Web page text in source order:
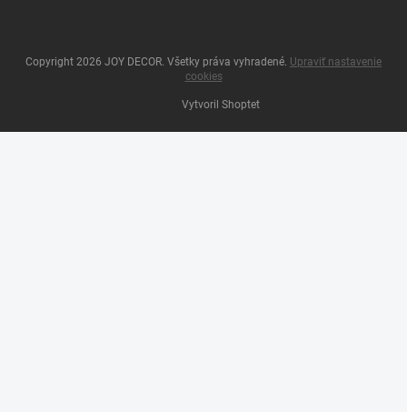
Vytvoril Shoptet
Copyright 2026 JOY DECOR . Všetky práva vyhradené. Upraviť nastavenie
cookies